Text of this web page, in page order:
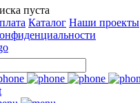
пуста
Каталог Наши проекты